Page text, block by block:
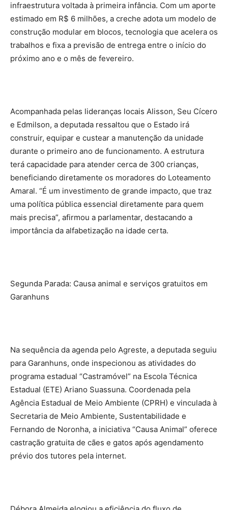
infraestrutura voltada à primeira infância. Com um aporte
estimado em R$ 6 milhões, a creche adota um modelo de
construção modular em blocos, tecnologia que acelera os
trabalhos e fixa a previsão de entrega entre o início do
próximo ano e o mês de fevereiro.
Acompanhada pelas lideranças locais Alisson, Seu Cícero
e Edmilson, a deputada ressaltou que o Estado irá
construir, equipar e custear a manutenção da unidade
durante o primeiro ano de funcionamento. A estrutura
terá capacidade para atender cerca de 300 crianças,
beneficiando diretamente os moradores do Loteamento
Amaral. “É um investimento de grande impacto, que traz
uma política pública essencial diretamente para quem
mais precisa”, afirmou a parlamentar, destacando a
importância da alfabetização na idade certa.
Segunda Parada: Causa animal e serviços gratuitos em
Garanhuns
Na sequência da agenda pelo Agreste, a deputada seguiu
para Garanhuns, onde inspecionou as atividades do
programa estadual “Castramóvel” na Escola Técnica
Estadual (ETE) Ariano Suassuna. Coordenada pela
Agência Estadual de Meio Ambiente (CPRH) e vinculada à
Secretaria de Meio Ambiente, Sustentabilidade e
Fernando de Noronha, a iniciativa “Causa Animal” oferece
castração gratuita de cães e gatos após agendamento
prévio dos tutores pela internet.